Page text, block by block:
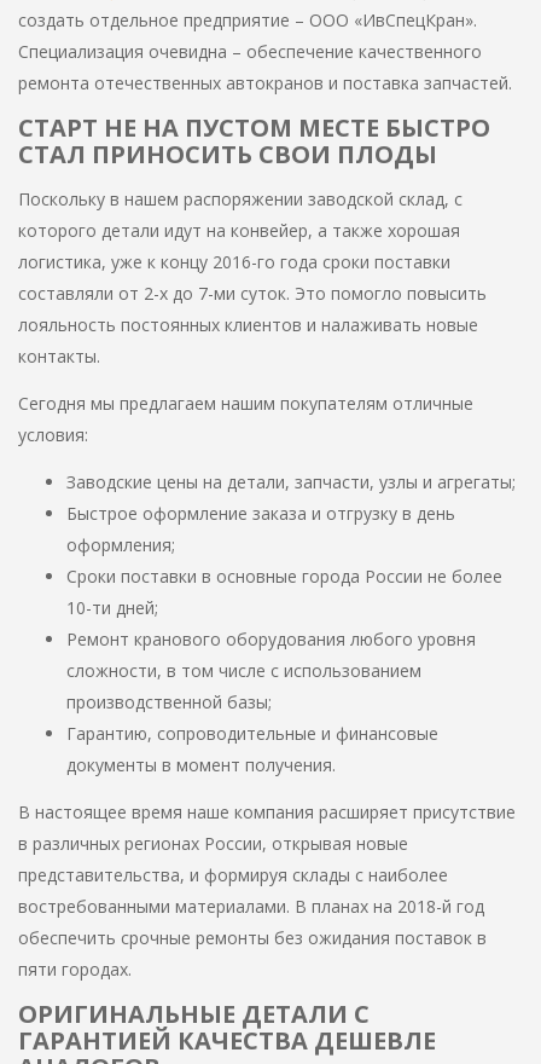
создать отдельное предприятие – ООО «ИвСпецКран».
Специализация очевидна – обеспечение качественного
ремонта отечественных автокранов и поставка запчастей.
СТАРТ НЕ НА ПУСТОМ МЕСТЕ БЫСТРО
СТАЛ ПРИНОСИТЬ СВОИ ПЛОДЫ
Поскольку в нашем распоряжении заводской склад, с
которого детали идут на конвейер, а также хорошая
логистика, уже к концу 2016-го года сроки поставки
составляли от 2-х до 7-ми суток. Это помогло повысить
лояльность постоянных клиентов и налаживать новые
контакты.
Сегодня мы предлагаем нашим покупателям отличные
условия:
Заводские цены на детали, запчасти, узлы и агрегаты;
Быстрое оформление заказа и отгрузку в день
оформления;
Сроки поставки в основные города России не более
10-ти дней;
Ремонт кранового оборудования любого уровня
сложности, в том числе с использованием
производственной базы;
Гарантию, сопроводительные и финансовые
документы в момент получения.
В настоящее время наше компания расширяет присутствие
в различных регионах России, открывая новые
представительства, и формируя склады с наиболее
востребованными материалами. В планах на 2018-й год
обеспечить срочные ремонты без ожидания поставок в
пяти городах.
ОРИГИНАЛЬНЫЕ ДЕТАЛИ С
ГАРАНТИЕЙ КАЧЕСТВА ДЕШЕВЛЕ